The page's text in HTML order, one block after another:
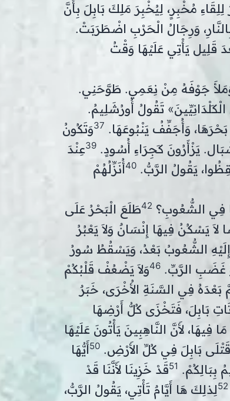
مُخْبِرٍ، لِيُخْبِرَ مَلِكَ بَابِلَ بِأَنَّ
وَرِجَالُ الْحَرْبِ اضْطَرَبَتْ.
قَلِيل يَأْتِي عَلَيْهَا وَقْتُ
وَمَلأَ جَوْفَهُ مِنْ نِعَمِي. طَوَّحَنِي.
تَقُولُ أُورُشَلِيمُ.
وَأُجَفِّفُ يَنْبُوعَهَا. 37وَتَكُونُ
يَزْأَرُونَ كَجِرَاءِ أُسُودٍ.39عِنْدَ
يَقُولُ الرَّبُّ.40أُنَزِّلُهُمْ
فِي الشُّعُوبِ؟ 42طَلَعَ الْبَحْرُ عَلَى
لاَ يَسْكُنُ فِيهَا إِنْسَانٌ وَلاَ يَعْبُرُ
إِلَيْهِ الشُّعُوبُ بَعْدُ، وَيَسْقُطُ سُورُ
غَضَبِ الرَّبِّ.46وَلاَ يَضْعُفْ قَلْبُكُمْ
فِي السَّنَةِ الأُخْرَى، خَبَرٌ
بَابِلَ، فَتَخْزَى كُلُّ أَرْضِهَا
لأَنَّ النَّاهِبِينَ يَأْتُونَ عَلَيْهَا
بَابِلَ فِي كُلِّ الأَرْضِ.50أَيُّهَا
بِبَالِكُمْ. 51قَدْ خَزِينَا لأَنَّنَا قَدْ
52لِذلِكَ هَا أَيَّامٌ تَأْتِي، يَقُولُ الرَّبُّ،